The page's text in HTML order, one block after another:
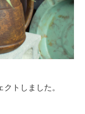
トしました。